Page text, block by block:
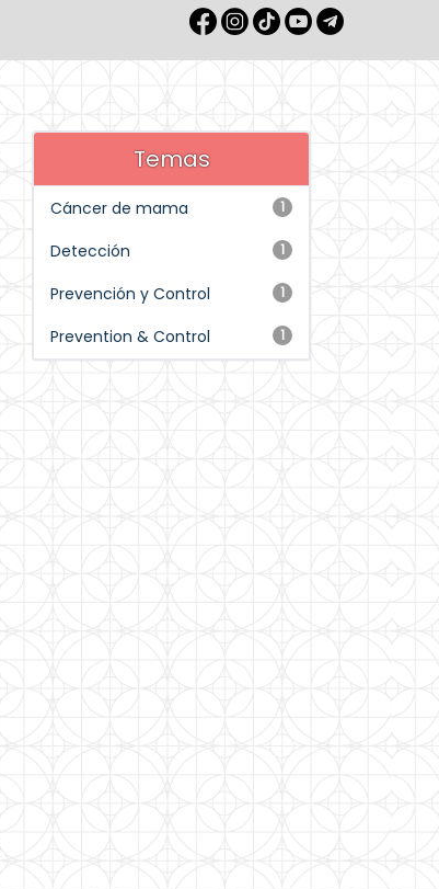
Temas
1
Cáncer de mama
1
Detección
1
Prevención y Control
1
Prevention & Control